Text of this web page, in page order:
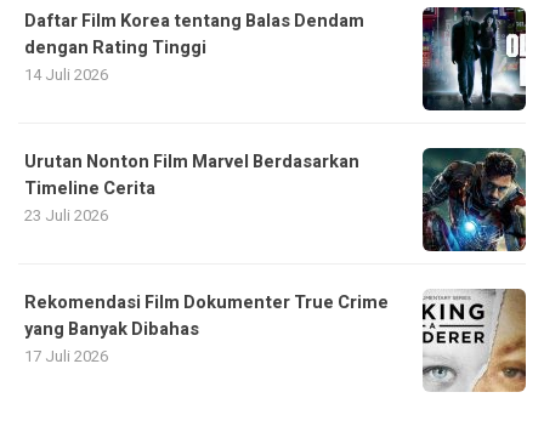
Daftar Film Korea tentang Balas Dendam
dengan Rating Tinggi
14 Juli 2026
Urutan Nonton Film Marvel Berdasarkan
Timeline Cerita
23 Juli 2026
Rekomendasi Film Dokumenter True Crime
yang Banyak Dibahas
17 Juli 2026